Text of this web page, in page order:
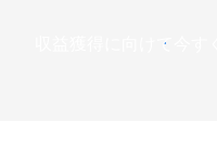
収益獲得に向けて今す